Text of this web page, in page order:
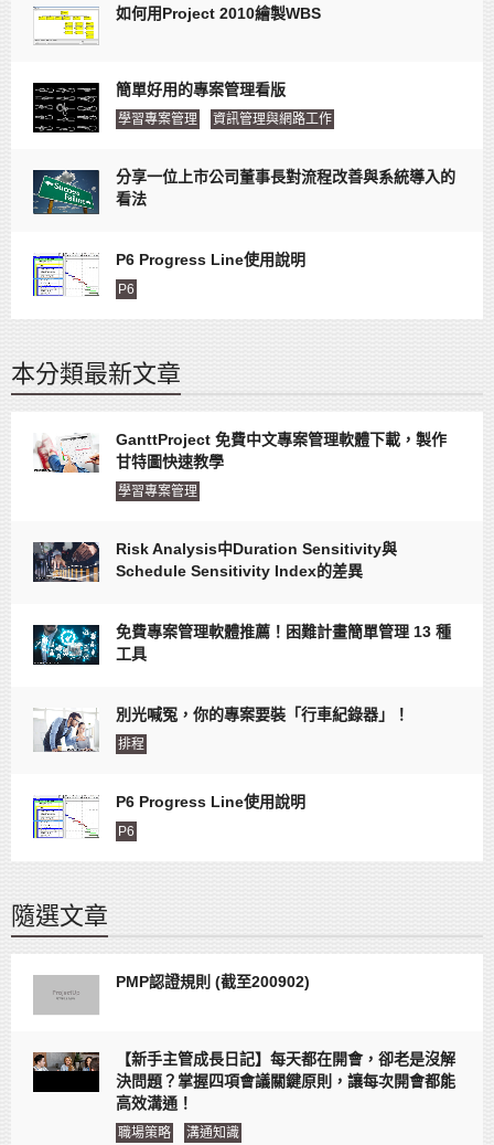
如何用Project 2010繪製WBS
簡單好用的專案管理看版
學習專案管理 資訊管理與網路工作
分享一位上市公司董事長對流程改善與系統導入的
看法
P6 Progress Line使用說明
P6
本分類最新文章
GanttProject 免費中文專案管理軟體下載，製作
甘特圖快速教學
學習專案管理
Risk Analysis中Duration Sensitivity與
Schedule Sensitivity Index的差異
免費專案管理軟體推薦！困難計畫簡單管理 13 種
工具
別光喊冤，你的專案要裝「行車紀錄器」！
排程
P6 Progress Line使用說明
P6
隨選文章
PMP認證規則 (截至200902)
【新手主管成長日記】每天都在開會，卻老是沒解
決問題？掌握四項會議關鍵原則，讓每次開會都能
高效溝通！
職場策略 溝通知識